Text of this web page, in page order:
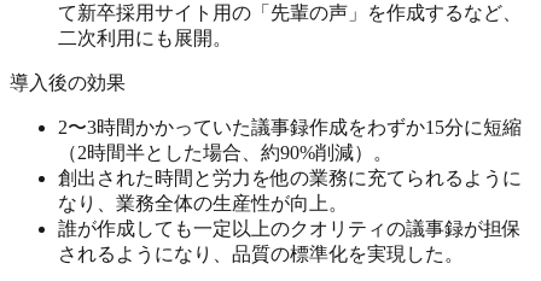
て新卒採用サイト用の「先輩の声」を作成するなど、
二次利用にも展開。
導入後の効果
2〜3時間かかっていた議事録作成をわずか15分に短縮
（2時間半とした場合、約90%削減）。
創出された時間と労力を他の業務に充てられるように
なり、業務全体の生産性が向上。
誰が作成しても一定以上のクオリティの議事録が担保
されるようになり、品質の標準化を実現した。